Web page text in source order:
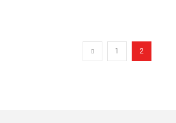
1 2